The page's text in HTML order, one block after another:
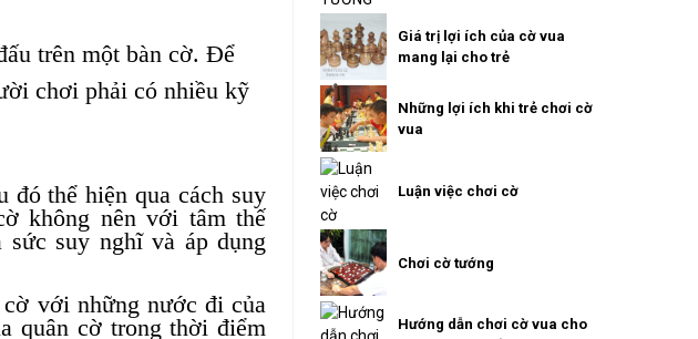
trên một bàn cờ. Để
chơi phải có nhiều kỹ
thể hiện qua cách suy
không nên với tâm thế
sức suy nghĩ và áp dụng
với những nước đi của
quân cờ trong thời điểm
Giá trị lợi ích của cờ vua
mang lại cho trẻ
Những lợi ích khi trẻ chơi cờ
vua
Luận việc chơi cờ
Chơi cờ tướng
Hướng dẫn chơi cờ vua cho